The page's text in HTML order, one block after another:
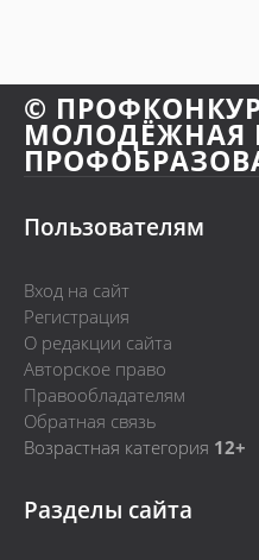
©
МОЛОДЁЖНАЯ
Пользователям
Вход на сайт
Регистрация
О редакции сайта
Авторское право
Правообладателям
Обратная связь
Возрастная категория 12+
Разделы сайта